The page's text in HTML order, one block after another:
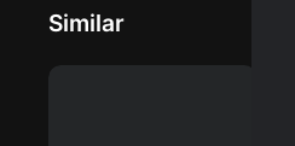
Similar